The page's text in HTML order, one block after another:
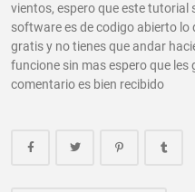
vientos, espero que este tutorial
software es de codigo abierto
gratis y no tienes que andar
funcione sin mas espero que les
comentario es bien recibido